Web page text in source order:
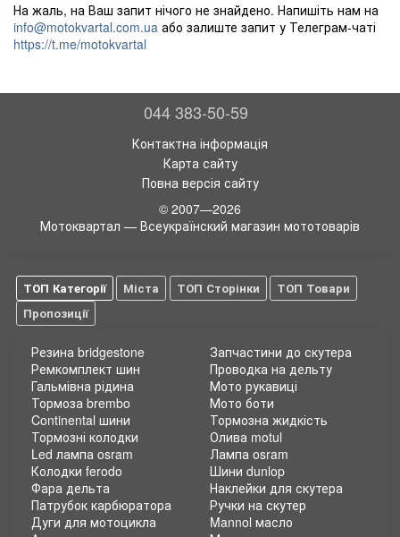
На жаль, на Ваш запит нічого не знайдено. Напишіть нам на
info@motokvartal.com.ua або залиште запит у Телеграм-чаті
https://t.me/motokvartal
044 383-50-59
Контактна інформація
Карта сайту
Повна версія сайту
© 2007—2026
Мотоквартал — Всеукраїнский магазин мототоварів
ТОП Категорії Міста ТОП Сторінки
ТОП Товари
Пропозиції
Резина bridgestone
Ремкомплект шин
Гальмівна рідина
Тормоза brembo
Continental шини
Тормозні колодки
Led лампа osram
Колодки ferodo
Запчастини до скутера
Проводка на дельту
Мото рукавиці
Мото боти
Тормозна жидкість
Олива motul
Лампа osram
Шини dunlop
Фара дельта
Патрубок карбюратора
Дуги для мотоцикла
Наклейки для скутера
Ручки на скутер
Mannol масло